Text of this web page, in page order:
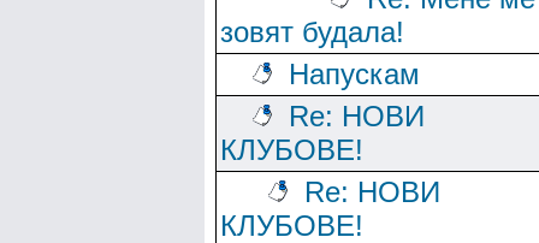
зовят будала!
Напускам
Re: НОВИ
КЛУБОВЕ!
Re: НОВИ
КЛУБОВЕ!